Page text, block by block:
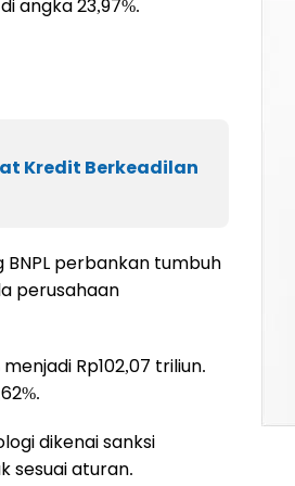
angka 23,97%.
Kredit Berkeadilan
BNPL perbankan tumbuh
perusahaan
Rp102,07 triliun.
dikenai sanksi
sesuai aturan.